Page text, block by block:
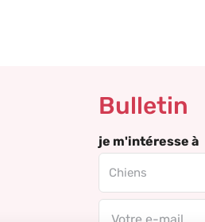
Bulletin
je m'intéresse à